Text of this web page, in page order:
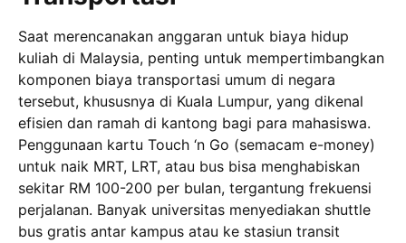
Saat merencanakan anggaran untuk biaya hidup
kuliah di Malaysia, penting untuk mempertimbangkan
komponen biaya transportasi umum di negara
tersebut, khususnya di Kuala Lumpur, yang dikenal
efisien dan ramah di kantong bagi para mahasiswa.
Penggunaan kartu Touch ‘n Go (semacam e-money)
untuk naik MRT, LRT, atau bus bisa menghabiskan
sekitar RM 100-200 per bulan, tergantung frekuensi
perjalanan. Banyak universitas menyediakan shuttle
bus gratis antar kampus atau ke stasiun transit